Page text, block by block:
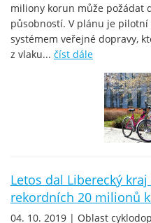
miliony korun může požádat
působností. V plánu je
systémem veřejné dopravy,
z vlaku... číst dále
Letos dal Liberecký
rekordních 20 milionů
04. 10. 2019 | Oblast